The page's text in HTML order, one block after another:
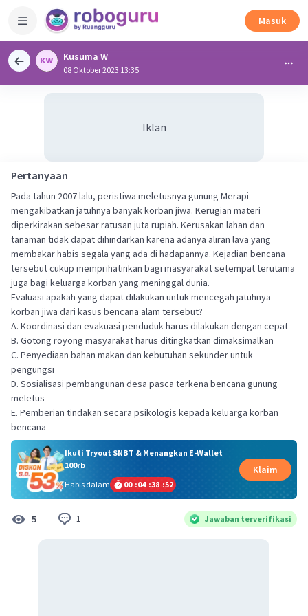
Masuk
Kusuma W
08 Oktober 2023 13:35
Iklan
Pertanyaan
Pada tahun 2007 lalu, peristiwa meletusnya gunung Merapi
mengakibatkan jatuhnya banyak korban jiwa. Kerugian materi
diperkirakan sebesar ratusan juta rupiah. Kerusakan lahan dan
tanaman tidak dapat dihindarkan karena adanya aliran lava yang
membakar habis segala yang ada di hadapannya. Kejadian bencana
tersebut cukup memprihatinkan bagi masyarakat setempat terutama
juga bagi keluarga korban yang meninggal dunia.
Evaluasi apakah yang dapat dilakukan untuk mencegah jatuhnya
korban jiwa dari kasus bencana alam tersebut?
A. Koordinasi dan evakuasi penduduk harus dilakukan dengan cepat
B. Gotong royong masyarakat harus ditingkatkan dimaksimalkan
C. Penyediaan bahan makan dan kebutuhan sekunder untuk
pengungsi
D. Sosialisasi pembangunan desa pasca terkena bencana gunung
meletus
E. Pemberian tindakan secara psikologis kepada keluarga korban
bencana
Ikuti Tryout SNBT & Menangkan E-Wallet
100rb
Habis dalam
00 :04 :38 :51
Klaim
5 1 Jawaban terverifikasi